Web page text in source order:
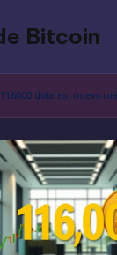
Bitcoin
dólares: nuevo